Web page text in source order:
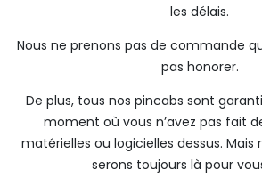
les délais.
Nous ne prenons pas de commande
pas honorer.
De plus, tous nos pincabs sont
moment où vous n’avez pas fait
matérielles ou logicielles dessus. Mais
serons toujours là pour